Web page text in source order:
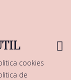
cookies
de